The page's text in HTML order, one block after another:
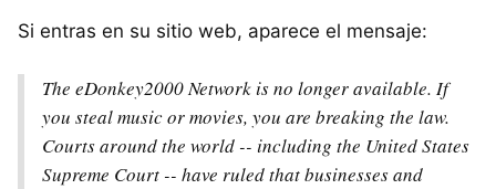
Si entras en su sitio web, aparece el mensaje:
The eDonkey2000 Network is no longer available. If
you steal music or movies, you are breaking the law.
Courts around the world -- including the United States
Supreme Court -- have ruled that businesses and